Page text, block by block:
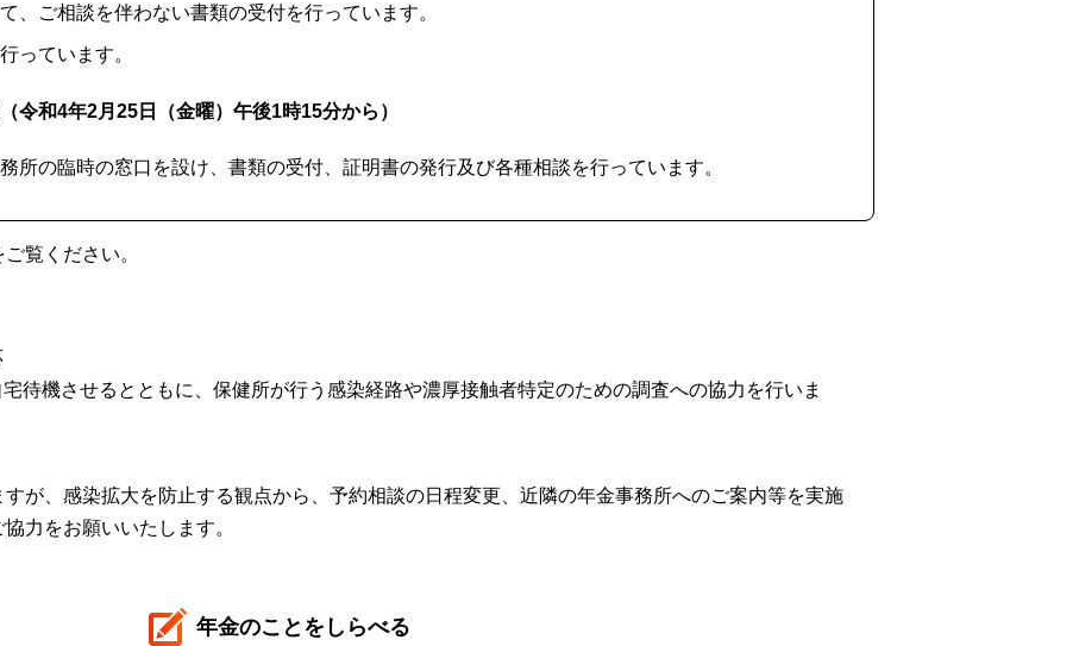
、ご相談を伴わない書類の受付を行っています。
っています。
令和4年2月25日（金曜）午後1時15分から）
所の臨時の窓口を設け、書類の受付、証明書の発行及び各種相談を行っています。
覧ください。
待機させるとともに、保健所が行う感染経路や濃厚接触者特定のための調査への協力を行いま
が、感染拡大を防止する観点から、予約相談の日程変更、近隣の年金事務所へのご案内等を実施
力をお願いいたします。
年金のことをしらべる